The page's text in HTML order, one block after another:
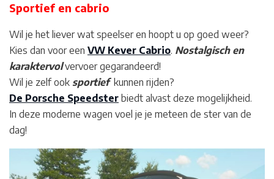
Sportief en cabrio
Wil je het liever wat speelser en hoopt u op goed weer?
Kies dan voor een VW Kever Cabrio. Nostalgisch en
karaktervolvervoer gegarandeerd!
Wil je zelf ook sportiefkunnen rijden?
De Porsche Speedster biedt alvast deze mogelijkheid.
In deze moderne wagen voel je je meteen de ster van de
dag!